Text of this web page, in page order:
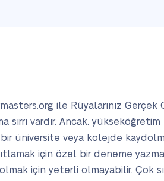
ile Rüyalarınız Gerçek
vardır. Ancak, yükseköğretim
üniversite veya kolejde
için özel bir deneme
için yeterli olmayabilir. Çok